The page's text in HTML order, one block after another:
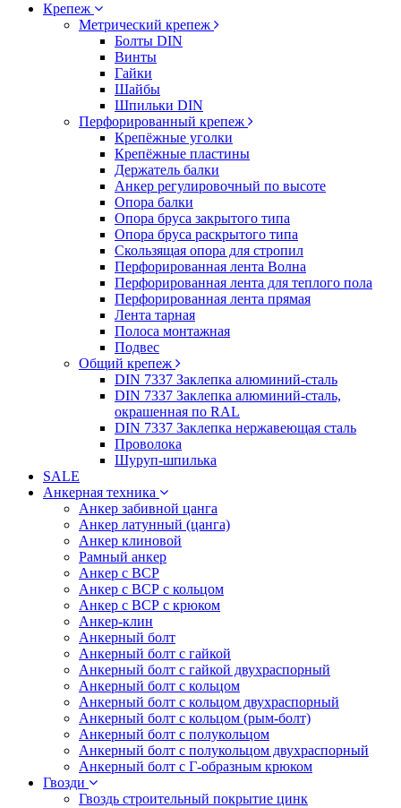
Крепеж
Метрический крепеж
Болты DIN
Винты
Гайки
Шайбы
Шпильки DIN
Перфорированный крепеж
Крепёжные уголки
Крепёжные пластины
Держатель балки
Анкер регулировочный по высоте
Опора балки
Опора бруса закрытого типа
Опора бруса раскрытого типа
Скользящая опора для стропил
Перфорированная лента Волна
Перфорированная лента для теплого пола
Перфорированная лента прямая
Лента тарная
Полоса монтажная
Подвес
Общий крепеж
DIN 7337 Заклепка алюминий-сталь
DIN 7337 Заклепка алюминий-сталь,
окрашенная по RAL
DIN 7337 Заклепка нержавеющая сталь
Проволока
Шуруп-шпилька
SALE
Анкерная техника
Анкер забивной цанга
Анкер латунный (цанга)
Анкер клиновой
Рамный анкер
Анкер с ВСР
Анкер с ВСР с кольцом
Анкер с ВСР с крюком
Анкер-клин
Анкерный болт
Анкерный болт с гайкой
Анкерный болт с гайкой двухраспорный
Анкерный болт с кольцом
Анкерный болт с кольцом двухраспорный
Анкерный болт с кольцом (рым-болт)
Анкерный болт с полукольцом
Анкерный болт с полукольцом двухраспорный
Анкерный болт с Г-образным крюком
Гвозди
Гвоздь строительный покрытие цинк